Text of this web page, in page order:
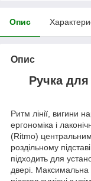
Опис
Опис
Ручка для
Ритм лінії, вигини
ергономіка і
(Ritmo)
роздільному
підходить для
двері. Максимальна